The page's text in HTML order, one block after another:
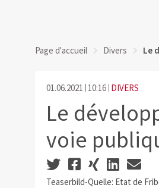
Page d'accueil Divers Le
01.06.2021 10:16 DIVERS
Le
voie
Teaserbild-Quelle: Etat de